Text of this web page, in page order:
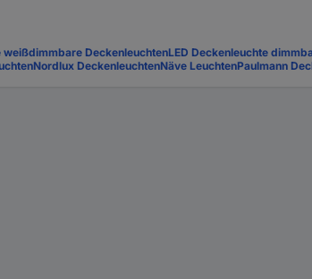
weißdimmbare DeckenleuchtenLED Deckenleuchte
Nordlux DeckenleuchtenNäve LeuchtenPaulmann